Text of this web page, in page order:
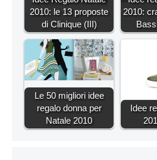
2010: le 13 proposte
di Clinique (III)
2010:
Le 50 migliori idee
regalo donna per
Natale 2010
Idee